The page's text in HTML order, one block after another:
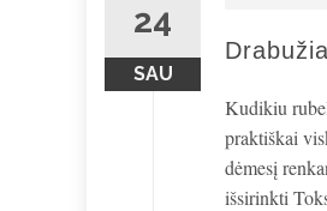
24
SAU
Kudikiu
praktiškai
dėmesį
išsirinkti